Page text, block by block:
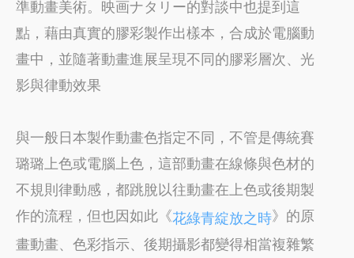
準動畫美術。映画ナタリー的對談中也提到這
點，藉由真實的膠彩製作出樣本，合成於電腦動
畫中，並隨著動畫進展呈現不同的膠彩層次、光
影與律動效果
與一般日本製作動畫色指定不同，不管是傳統賽
璐璐上色或電腦上色，這部動畫在線條與色材的
不規則律動感，都跳脫以往動畫在上色或後期製
作的流程，但也因如此《花綠青綻放之時》的原
畫動畫、色彩指示、後期攝影都變得相當複雜繁